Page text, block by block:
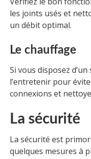
les joints usés et
un débit optimal.
Le chauffage
Si vous disposez
l’entretenir pour
connexions et
La sécurité
La sécurité est
quelques mesures à